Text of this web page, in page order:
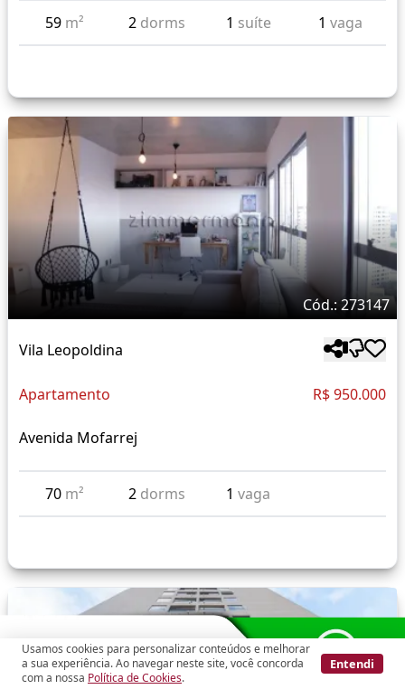
Usamos cookies para personalizar conteúdos e melhorar
a sua experiência. Ao navegar neste site, você concorda
com a nossa Política de Cookies.
Entendi
59 m² 2 dorms 1 suíte 1 vaga
Cód.: 273147
Vila Leopoldina
Apartamento R$ 950.000
Avenida Mofarrej
70 m² 2 dorms 1vaga